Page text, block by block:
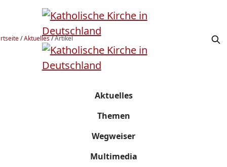
/Aktuelles/Artikel
Aktuelles
Themen
Wegweiser
Multimedia